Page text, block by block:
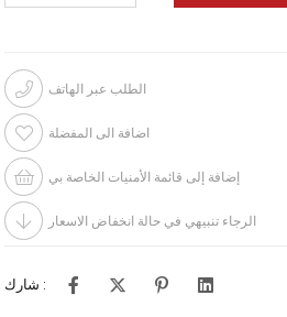
الطلب عبر الهاتف
اضافة الى المفضلة
إضافة إلى قائمة الأمنيات الخاصة بي
الرجاء تنبيهي في حالة انخفاض الاسعار
شارك :